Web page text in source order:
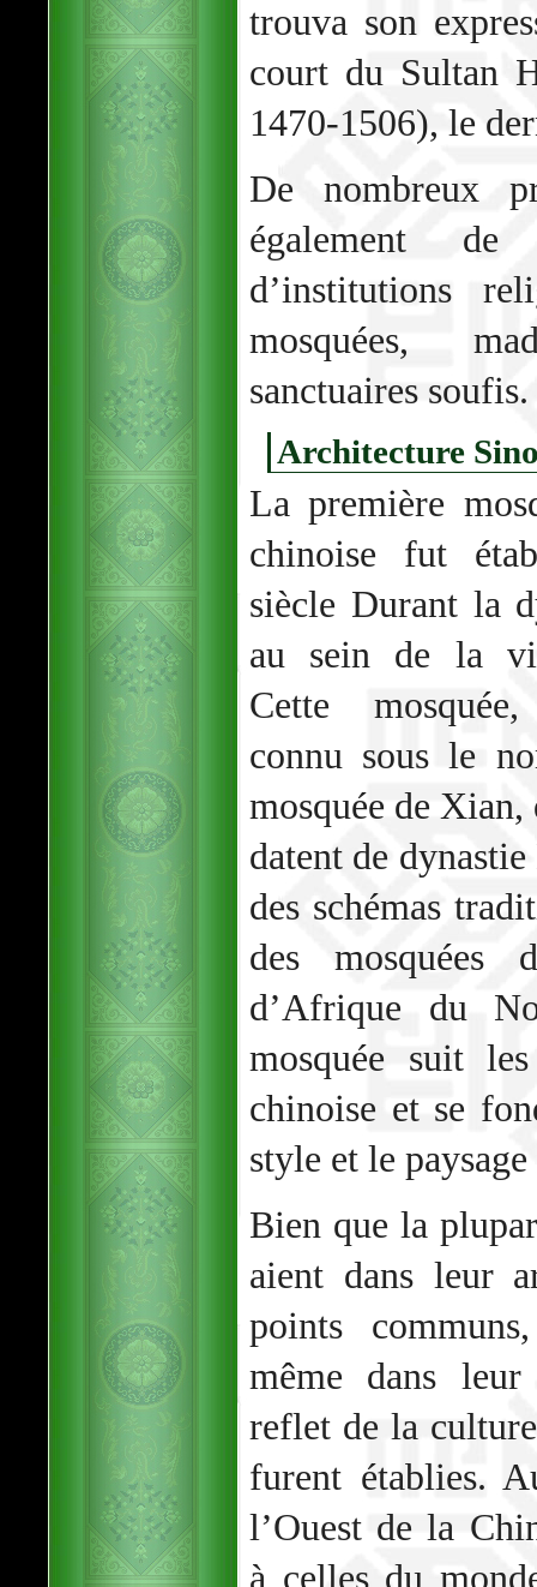
trouva son
court du Sultan
1470-1506), le
De nombreux
également de
d’institutions
mosquées,
sanctuaires soufis.
Architecture
La première
chinoise fut
siècle Durant la
au sein de la
Cette
connu sous le
mosquée de
datent de
des schémas
des mosquées
d’Afrique du
mosquée suit
chinoise et se
style et le
Bien que la
aient dans leur
points
même dans
reflet de la
furent établies.
l’Ouest de la
à celles du